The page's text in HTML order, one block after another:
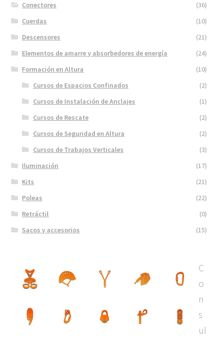
Conectores
(36)
Cuerdas
(10)
Descensores
(21)
Elementos de amarre y absorbedores de energía
(24)
Formación en Altura
(10)
Cursos de Espacios Confinados
(2)
Cursos de Instalación de Anclajes
(1)
Cursos de Rescate
(2)
Cursos de Seguridad en Altura
(2)
Cursos de Trabajos Verticales
(3)
Iluminación
(17)
Kits
(21)
Poleas
(22)
Retráctil
(0)
Sacos y accesorios
(15)
C
o
n
s
ul